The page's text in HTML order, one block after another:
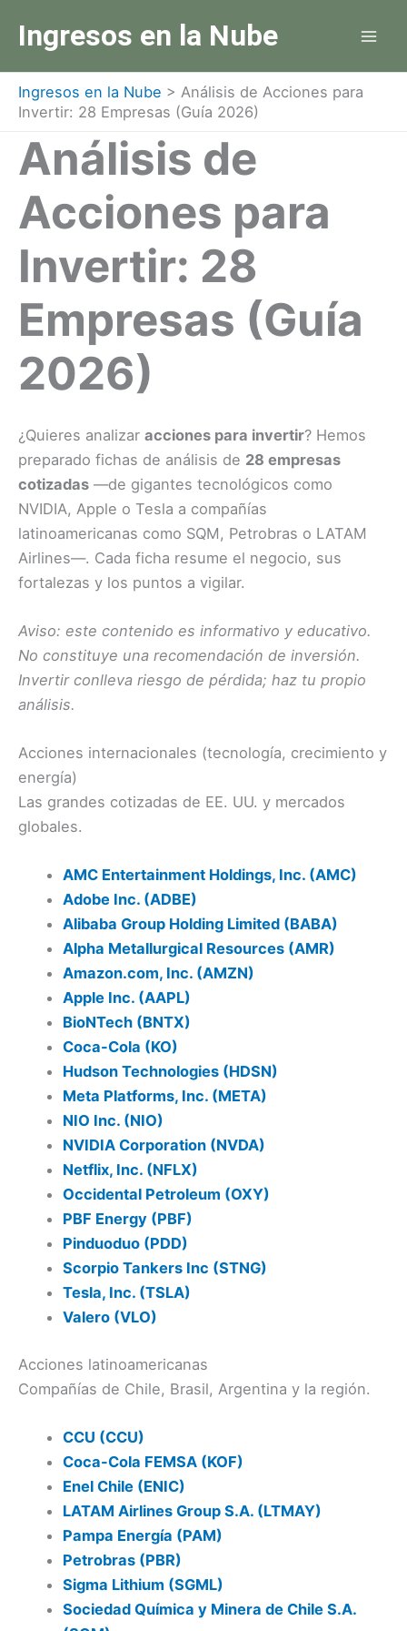
Ingresos en la Nube
Ingresos en la Nube > Análisis de Acciones para
Invertir: 28 Empresas (Guía 2026)
Análisis de
Acciones para
Invertir: 28
Empresas (Guía
2026)
¿Quieres analizar acciones para invertir? Hemos
preparado fichas de análisis de 28 empresas
cotizadas —de gigantes tecnológicos como
NVIDIA, Apple o Tesla a compañías
latinoamericanas como SQM, Petrobras o LATAM
Airlines—. Cada ficha resume el negocio, sus
fortalezas y los puntos a vigilar.
Aviso: este contenido es informativo y educativo.
No constituye una recomendación de inversión.
Invertir conlleva riesgo de pérdida; haz tu propio
análisis.
Acciones internacionales (tecnología, crecimiento y
energía)
Las grandes cotizadas de EE. UU. y mercados
globales.
AMC Entertainment Holdings, Inc. (AMC)
Adobe Inc. (ADBE)
Alibaba Group Holding Limited (BABA)
Alpha Metallurgical Resources (AMR)
Amazon.com, Inc. (AMZN)
Apple Inc. (AAPL)
BioNTech (BNTX)
Coca-Cola (KO)
Hudson Technologies (HDSN)
Meta Platforms, Inc. (META)
NIO Inc. (NIO)
NVIDIA Corporation (NVDA)
Netflix, Inc. (NFLX)
Occidental Petroleum (OXY)
PBF Energy (PBF)
Pinduoduo (PDD)
Scorpio Tankers Inc (STNG)
Tesla, Inc. (TSLA)
Valero (VLO)
Acciones latinoamericanas
Compañías de Chile, Brasil, Argentina y la región.
CCU (CCU)
Coca-Cola FEMSA (KOF)
Enel Chile (ENIC)
LATAM Airlines Group S.A. (LTMAY)
Pampa Energía (PAM)
Petrobras (PBR)
Sigma Lithium (SGML)
Sociedad Química y Minera de Chile S.A.